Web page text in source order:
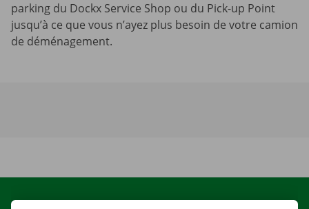
parking du Dockx Service Shop ou du Pick-up Point
jusqu’à ce que vous n’ayez plus besoin de votre camion
de déménagement.
LOCATION